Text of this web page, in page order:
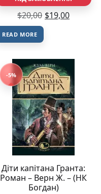
$20,00 $19,00
READ MORE
-5%
Діти капітана Гранта:
Роман – Верн Ж. – (НК
Богдан)